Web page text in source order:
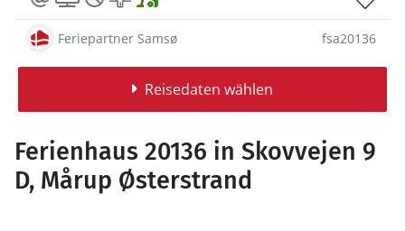
Feriepartner Samsø fsa20136
Reisedaten wählen
Ferienhaus 20136 in Skovvejen 9
D, Mårup Østerstrand